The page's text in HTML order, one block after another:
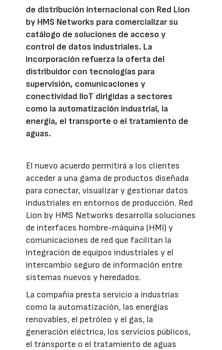
de distribución internacional con Red Lion
by HMS Networks para comercializar su
catálogo de soluciones de acceso y
control de datos industriales. La
incorporación refuerza la oferta del
distribuidor con tecnologías para
supervisión, comunicaciones y
conectividad IIoT dirigidas a sectores
como la automatización industrial, la
energía, el transporte o el tratamiento de
aguas.
El nuevo acuerdo permitirá a los clientes
acceder a una gama de productos diseñada
para conectar, visualizar y gestionar datos
industriales en entornos de producción. Red
Lion by HMS Networks desarrolla soluciones
de interfaces hombre-máquina (HMI) y
comunicaciones de red que facilitan la
integración de equipos industriales y el
intercambio seguro de información entre
sistemas nuevos y heredados.
La compañía presta servicio a industrias
como la automatización, las energías
renovables, el petróleo y el gas, la
generación eléctrica, los servicios públicos,
el transporte o el tratamiento de aguas